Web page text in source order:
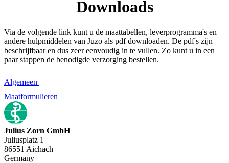
Downloads
Via de volgende link kunt u de maattabellen, leverprogramma's en
andere hulpmiddelen van Juzo als pdf downloaden. De pdf's zijn
beschrijfbaar en dus zeer eenvoudig in te vullen. Zo kunt u in een
paar stappen de benodigde verzorging bestellen.
Algemeen
Maatformulieren
Julius Zorn GmbH
Juliusplatz 1
86551 Aichach
Germany